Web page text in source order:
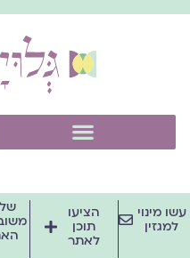
מינוי
למגזין
הציעו
תוכן
לאתר